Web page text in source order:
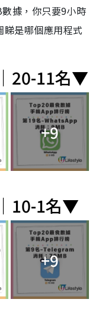
據，你只要9小時
是哪個應用程式
20-11名▼
+9
10-1名▼
+9